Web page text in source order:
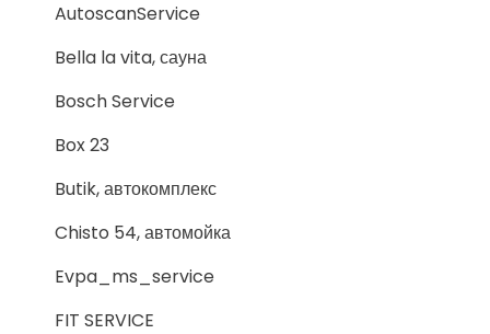
AutoscanService
Bella la vita, сауна
Bosch Service
Box 23
Butik, автокомплекс
Chisto 54, автомойка
Evpa_ms_service
FIT SERVICE